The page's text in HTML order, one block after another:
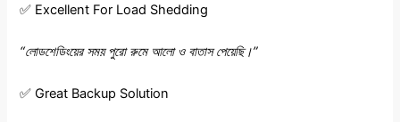
✅ Excellent For Load Shedding
“লোডশেডিংয়ের সময় পুরো রুমে আলো ও বাতাস পেয়েছি।”
✅ Great Backup Solution